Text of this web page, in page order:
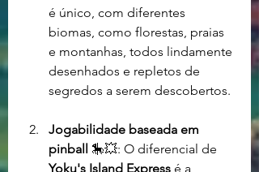
é único, com diferentes
biomas, como florestas, praias
e montanhas, todos lindamente
desenhados e repletos de
segredos a serem descobertos.
Jogabilidade baseada em
pinball 🎠💥: O diferencial de
Yoku's Island Express é a